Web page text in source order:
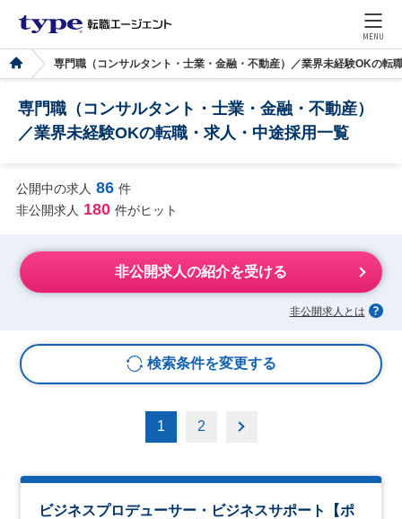
MENU
専門職（コンサルタント・士業・金融・不動産）／業界未経験OKの転
専門職（コンサルタント・士業・金融・不動産）
／業界未経験OKの転職・求人・中途採用一覧
公開中の求人 86 件
非公開求人 180 件がヒット
非公開求人の紹介を受ける
非公開求人とは
検索条件を変更する
1 2
ビジネスプロデューサー・ビジネスサポート【ポ